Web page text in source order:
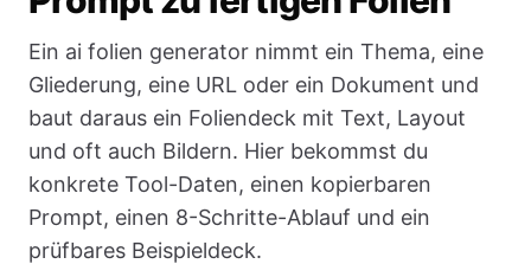
Ein ai folien generator nimmt ein Thema, eine
Gliederung, eine URL oder ein Dokument und
baut daraus ein Foliendeck mit Text, Layout
und oft auch Bildern. Hier bekommst du
konkrete Tool-Daten, einen kopierbaren
Prompt, einen 8-Schritte-Ablauf und ein
prüfbares Beispieldeck.